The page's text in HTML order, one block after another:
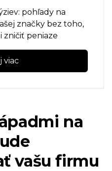
pohľady na
značky bez toho,
zničiť peniaze
viac
na
vašu firmu